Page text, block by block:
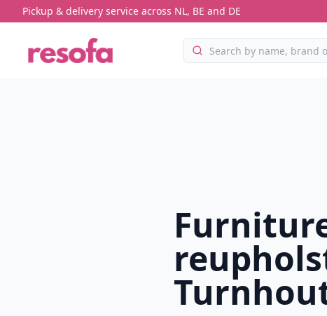
Pickup & delivery service across NL, BE and DE